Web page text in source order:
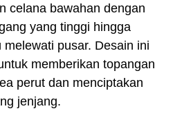
celana bawahan dengan
yang tinggi hingga
melewati pusar. Desain ini
memberikan topangan
perut dan menciptakan
jenjang.